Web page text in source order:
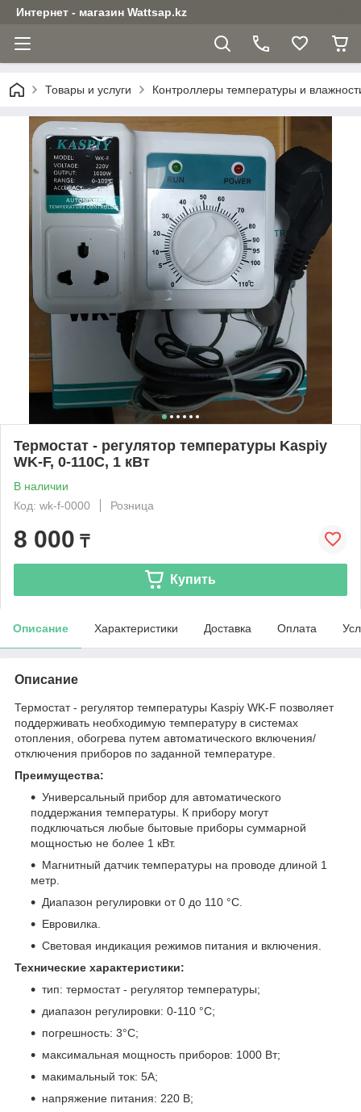
Интернет - магазин Wattsap.kz
Товары и услуги Контроллеры температуры и
Термостат - регулятор температуры Kaspiy
WK-F, 0-110C, 1 кВт
В наличии
Код: wk-f-0000
Розница
8 000 ₸
Купить
Описание Характеристики Доставка Оплата
Описание
Термостат - регулятор температуры Kaspiy WK-F позволяет
поддерживать необходимую температуру в системах
отопления, обогрева путем автоматического включения/
отключения приборов по заданной температуре.
Преимущества:
Универсальный прибор для автоматического
поддержания температуры. К прибору могут
подключаться любые бытовые приборы суммарной
мощностью не более 1 кВт.
Магнитный датчик температуры на проводе длиной 1
метр.
Диапазон регулировки от 0 до 110 °C.
Евровилка.
Световая индикация режимов питания и включения.
Технические характеристики:
тип: термостат - регулятор температуры;
диапазон регулировки: 0-110 °C;
погрешность: 3°C;
максимальная мощность приборов: 1000 Вт;
макимальный ток: 5А;
напряжение питания: 220 В;